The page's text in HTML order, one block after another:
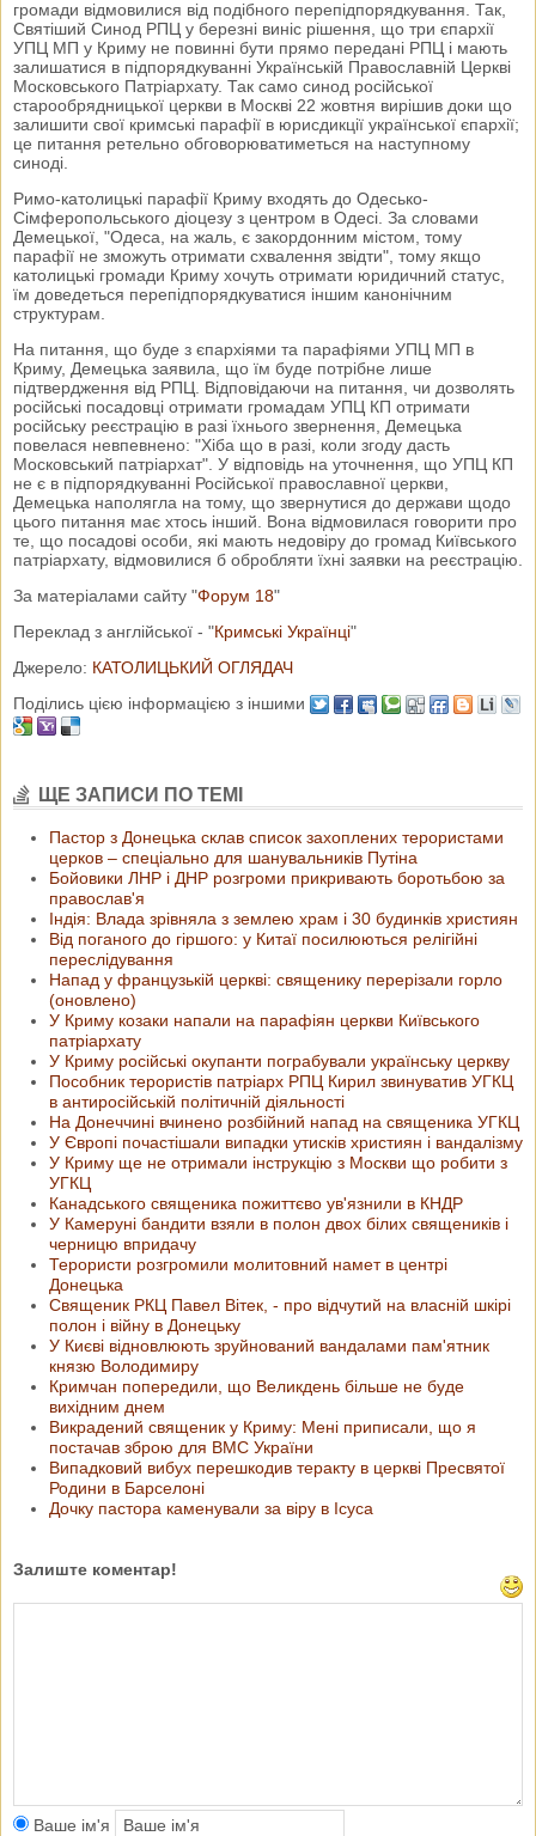
громади відмовилися від подібного перепідпорядкування. Так,
Святіший Синод РПЦ у березні виніс рішення, що три єпархії
УПЦ МП у Криму не повинні бути прямо передані РПЦ і мають
залишатися в підпорядкуванні Українській Православній Церкві
Московського Патріархату. Так само синод російської
старообрядницької церкви в Москві 22 жовтня вирішив доки що
залишити свої кримські парафії в юрисдикції української єпархії;
це питання ретельно обговорюватиметься на наступному
синоді.
Римо-католицькі парафії Криму входять до Одесько-
Сімферопольського діоцезу з центром в Одесі. За словами
Демецької, "Одеса, на жаль, є закордонним містом, тому
парафії не зможуть отримати схвалення звідти", тому якщо
католицькі громади Криму хочуть отримати юридичний статус,
їм доведеться перепідпорядкуватися іншим канонічним
структурам.
На питання, що буде з єпархіями та парафіями УПЦ МП в
Криму, Демецька заявила, що їм буде потрібне лише
підтвердження від РПЦ. Відповідаючи на питання, чи дозволять
російські посадовці отримати громадам УПЦ КП отримати
російську реєстрацію в разі їхнього звернення, Демецька
повелася невпевнено: "Хіба що в разі, коли згоду дасть
Московський патріархат". У відповідь на уточнення, що УПЦ КП
не є в підпорядкуванні Російської православної церкви,
Демецька наполягла на тому, що звернутися до держави щодо
цього питання має хтось інший. Вона відмовилася говорити про
те, що посадові особи, які мають недовіру до громад Київського
патріархату, відмовилися б обробляти їхні заявки на реєстрацію.
За матеріалами сайту "Форум 18"
Переклад з англійської - "Кримські Українці"
Джерело: КАТОЛИЦЬКИЙ ОГЛЯДАЧ
Поділись цією інформацією з іншими
ЩЕ ЗАПИСИ ПО ТЕМІ
Пастор з Донецька склав список захоплених терористами
церков – спеціально для шанувальників Путіна
Бойовики ЛНР і ДНР розгроми прикривають боротьбою за
православ'я
Індія: Влада зрівняла з землею храм і 30 будинків християн
Від поганого до гіршого: у Китаї посилюються релігійні
переслідування
Напад у французькій церкві: священику перерізали горло
(оновлено)
У Криму козаки напали на парафіян церкви Київського
патріархату
У Криму російські окупанти пограбували українську церкву
Пособник терористів патріарх РПЦ Кирил звинуватив УГКЦ
в антиросійській політичній діяльності
На Донеччині вчинено розбійний напад на священика УГКЦ
У Європі почастішали випадки утисків християн і вандалізму
У Криму ще не отримали інструкцію з Москви що робити з
УГКЦ
Канадського священика пожиттєво ув'язнили в КНДР
У Камеруні бандити взяли в полон двох білих священиків і
черницю впридачу
Терористи розгромили молитовний намет в центрі
Донецька
Священик РКЦ Павел Вітек, - про відчутий на власній шкірі
полон і війну в Донецьку
У Києві відновлюють зруйнований вандалами пам'ятник
князю Володимиру
Кримчан попередили, що Великдень більше не буде
вихідним днем
Викрадений священик у Криму: Мені приписали, що я
постачав зброю для ВМС України
Випадковий вибух перешкодив теракту в церкві Пресвятої
Родини в Барселоні
Дочку пастора каменували за віру в Ісуса
Залиште коментар!
Ваше ім'я